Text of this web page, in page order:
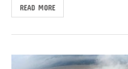
READ MORE